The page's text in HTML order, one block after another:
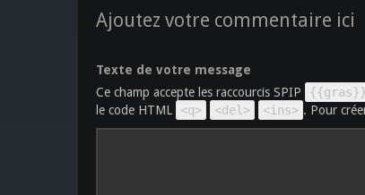
Ajoutez votre commentaire ici
Texte de votre message
Ce champ accepte les raccourcis SPIP
{{gras}}
le code HTML
<q> <del> <ins> . Pour